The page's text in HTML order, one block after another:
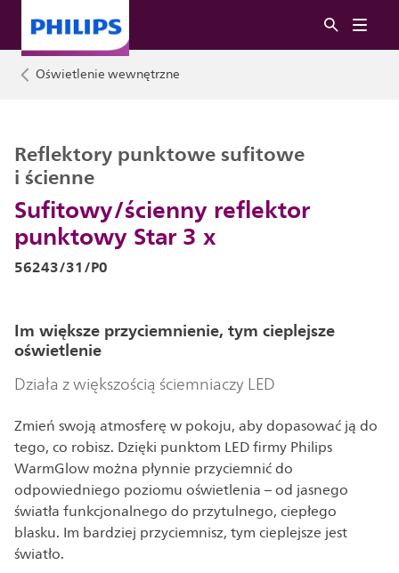
Oświetlenie wewnętrzne
Sufitowy/ścienny reflektor
punktowy Star 3 x
Reflektory punktowe sufitowe
i ścienne
56243/31/P0
Im większe przyciemnienie, tym cieplejsze
oświetlenie
Działa z większością ściemniaczy LED
Zmień swoją atmosferę w pokoju, aby dopasować ją do
tego, co robisz. Dzięki punktom LED firmy Philips
WarmGlow można płynnie przyciemnić do
odpowiedniego poziomu oświetlenia – od jasnego
światła funkcjonalnego do przytulnego, ciepłego
blasku. Im bardziej przyciemnisz, tym cieplejsze jest
światło.